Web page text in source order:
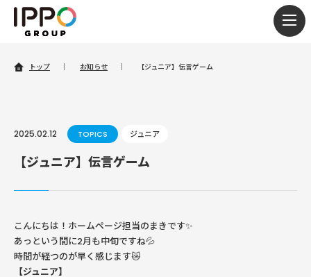
トップ ｜ お知らせ ｜ 【ジュニア】伝言ゲーム
2025.02.12 TOPICS ジュニア
【ジュニア】伝言ゲーム
こんにちは！ホームページ担当のまきです✨
あっという間に2月も中旬ですね💦
時間が経つのが早く感じます😿
【ジュニア】